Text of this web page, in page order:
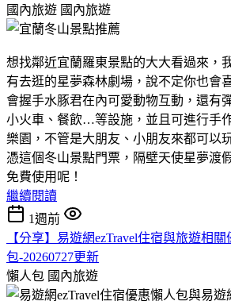
國內旅遊 國內旅遊
想找鄰近宜蘭羅東景點的大大看過來，
有去逛的星夢森林劇場，說不定你也會
會握手水豚君在內可愛動物互動，還有
小火車、餐飲…等設施，並且可進行手
樂園，不管是大朋友、小朋友來都可以
憑這個冬山景點門票，隔壁天使星夢渡
免費使用呢！
繼續閱讀
1週前
【分享】易遊網ezTravel住宿與旅遊相
包-20260727更新
懶人包 國內旅遊